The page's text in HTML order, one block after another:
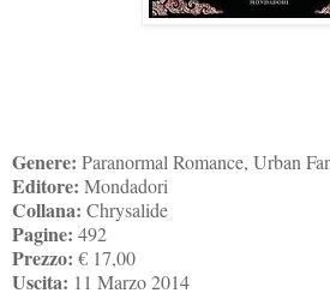
Genere: Paranormal Romance, Urban
Editore: Mondadori
Collana: Chrysalide
Pagine: 492
Prezzo: € 17,00
Uscita: 11 Marzo 2014